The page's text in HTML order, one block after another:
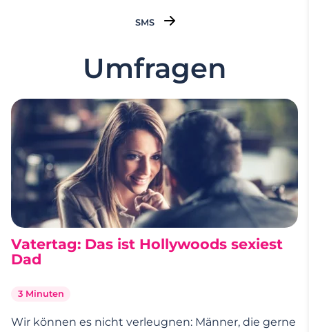
vergisst Emojis zu schreiben, kann unter
SMS
Umfragen
Vatertag: Das ist Hollywoods sexiest
Dad
3 Minuten
Wir können es nicht verleugnen: Männer, die gerne